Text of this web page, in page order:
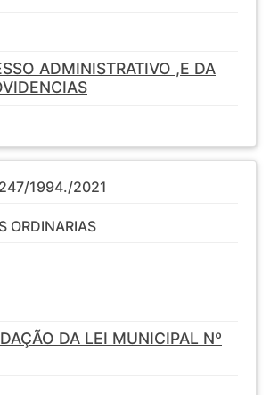
ADMINISTRATIVO ,E DA
247/1994./2021
ORDINARIAS
DA LEI MUNICIPAL Nº